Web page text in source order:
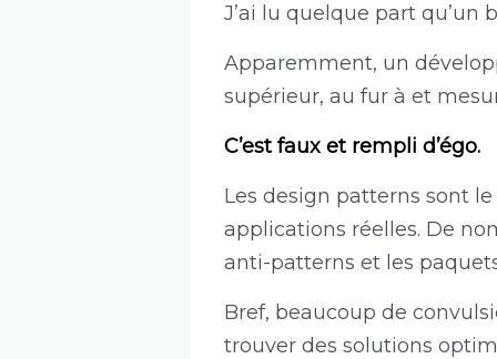
J’ai lu quelque part qu’un
Apparemment, un
supérieur, au fur à et
C’est faux et rempli d’égo.
Les design patterns sont
applications réelles. De
anti-patterns et les
Bref, beaucoup de
trouver des solutions